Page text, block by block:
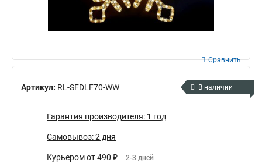
Артикул: RL-SFDLF70-WW
Сравнить
В наличии
Гарантия производителя: 1 год
Самовывоз: 2 дня
Курьером от 490 ₽ 2-3 дней